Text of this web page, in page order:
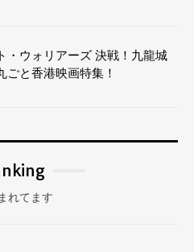
・ウォリアーズ 決戦！九龍城
ごと香港映画特集！
れてます